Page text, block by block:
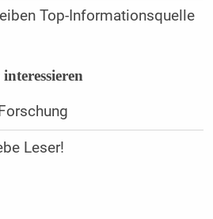
Top-Informationsquelle
Leser!